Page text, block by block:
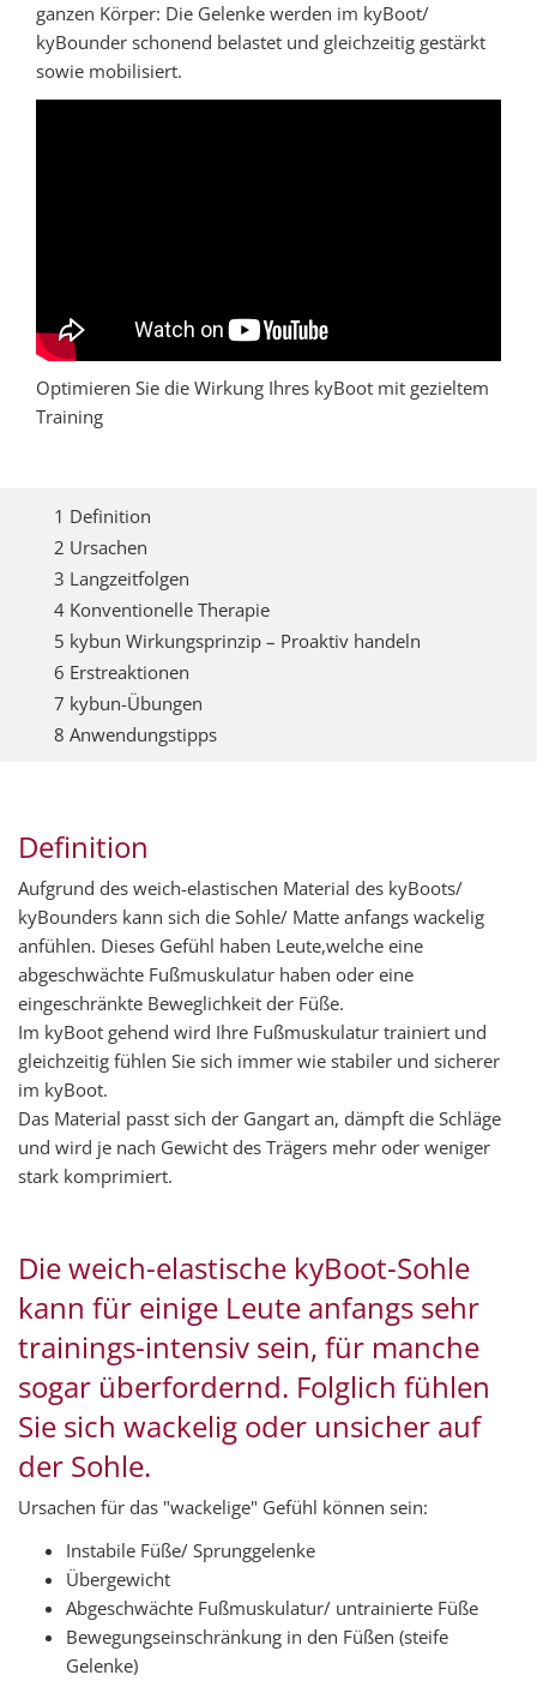
ganzen Körper: Die Gelenke werden im kyBoot/
kyBounder schonend belastet und gleichzeitig gestärkt
sowie mobilisiert.
Optimieren Sie die Wirkung Ihres kyBoot mit gezieltem
Training
1 Definition
2 Ursachen
3 Langzeitfolgen
4 Konventionelle Therapie
5 kybun Wirkungsprinzip – Proaktiv handeln
6 Erstreaktionen
7 kybun-Übungen
8 Anwendungstipps
Definition
Aufgrund des weich-elastischen Material des kyBoots/
kyBounders kann sich die Sohle/ Matte anfangs wackelig
anfühlen. Dieses Gefühl haben Leute,welche eine
abgeschwächte Fußmuskulatur haben oder eine
eingeschränkte Beweglichkeit der Füße.
Im kyBoot gehend wird Ihre Fußmuskulatur trainiert und
gleichzeitig fühlen Sie sich immer wie stabiler und sicherer
im kyBoot.
Das Material passt sich der Gangart an, dämpft die Schläge
und wird je nach Gewicht des Trägers mehr oder weniger
stark komprimiert.
Die weich-elastische kyBoot-Sohle
kann für einige Leute anfangs sehr
trainings-intensiv sein, für manche
sogar überfordernd. Folglich fühlen
Sie sich wackelig oder unsicher auf
der Sohle.
Ursachen für das "wackelige" Gefühl können sein:
Instabile Füße/ Sprunggelenke
Übergewicht
Abgeschwächte Fußmuskulatur/ untrainierte Füße
Bewegungseinschränkung in den Füßen (steife
Gelenke)